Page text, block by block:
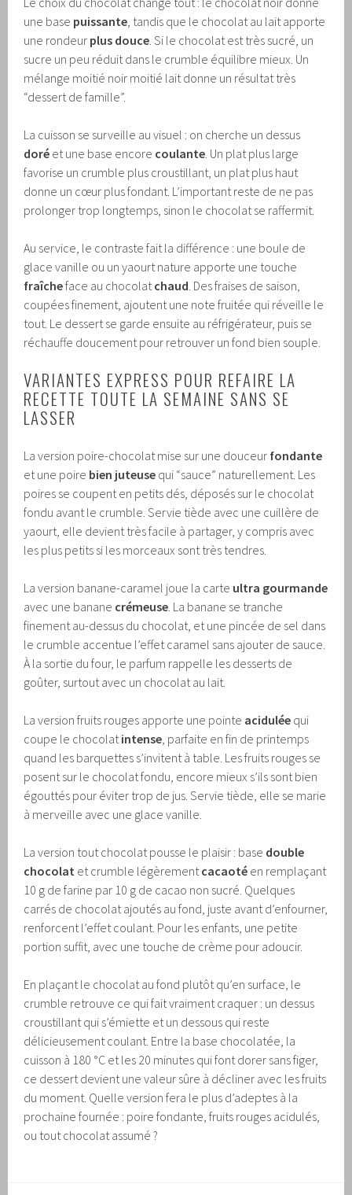
une base puissante , tandis que le chocolat au lait apporte
une rondeur plus douce . Si le chocolat est très sucré, un
sucre un peu réduit dans le crumble équilibre mieux. Un
mélange moitié noir moitié lait donne un résultat très
“dessert de famille”.
La cuisson se surveille au visuel : on cherche un dessus
doré et une base encore coulante . Un plat plus large
favorise un crumble plus croustillant, un plat plus haut
donne un cœur plus fondant. L’important reste de ne pas
prolonger trop longtemps, sinon le chocolat se raffermit.
Au service, le contraste fait la différence : une boule de
glace vanille ou un yaourt nature apporte une touche
fraîcheface au chocolat chaud . Des fraises de saison,
coupées finement, ajoutent une note fruitée qui réveille le
tout. Le dessert se garde ensuite au réfrigérateur, puis se
réchauffe doucement pour retrouver un fond bien souple.
VARIANTES EXPRESS POUR REFAIRE LA
RECETTE TOUTE LA SEMAINE SANS SE
LASSER
La version poire-chocolat mise sur une douceur fondante
et une poire bien juteuse qui “sauce” naturellement. Les
poires se coupent en petits dés, déposés sur le chocolat
fondu avant le crumble. Servie tiède avec une cuillère de
yaourt, elle devient très facile à partager, y compris avec
les plus petits si les morceaux sont très tendres.
La version banane-caramel joue la carte ultra gourmande
avec une banane crémeuse . La banane se tranche
finement au-dessus du chocolat, et une pincée de sel dans
le crumble accentue l’effet caramel sans ajouter de sauce.
À la sortie du four, le parfum rappelle les desserts de
goûter, surtout avec un chocolat au lait.
La version fruits rouges apporte une pointe acidulée qui
coupe le chocolat intense , parfaite en fin de printemps
quand les barquettes s’invitent à table. Les fruits rouges se
posent sur le chocolat fondu, encore mieux s’ils sont bien
égouttés pour éviter trop de jus. Servie tiède, elle se marie
à merveille avec une glace vanille.
La version tout chocolat pousse le plaisir : base double
chocolat et crumble légèrement cacaoté en remplaçant
10 g de farine par 10 g de cacao non sucré. Quelques
carrés de chocolat ajoutés au fond, juste avant d’enfourner,
renforcent l’effet coulant. Pour les enfants, une petite
portion suffit, avec une touche de crème pour adoucir.
En plaçant le chocolat au fond plutôt qu’en surface, le
crumble retrouve ce qui fait vraiment craquer : un dessus
croustillant qui s’émiette et un dessous qui reste
délicieusement coulant. Entre la base chocolatée, la
cuisson à 180 °C et les 20 minutes qui font dorer sans figer,
ce dessert devient une valeur sûre à décliner avec les fruits
du moment. Quelle version fera le plus d’adeptes à la
prochaine fournée : poire fondante, fruits rouges acidulés,
ou tout chocolat assumé ?